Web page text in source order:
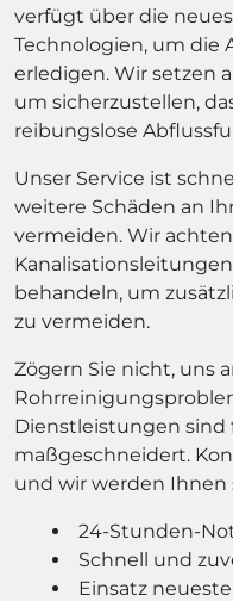
verfügt über die
Technologien, um die
erledigen. Wir setzen
um sicherzustellen,
reibungslose
Unser Service ist
weitere Schäden an
vermeiden. Wir
behandeln, um
zu vermeiden.
Zögern Sie nicht, uns
Dienstleistungen sind
maßgeschneidert.
und wir werden Ihnen
24-Stunden-
Schnell und
Einsatz